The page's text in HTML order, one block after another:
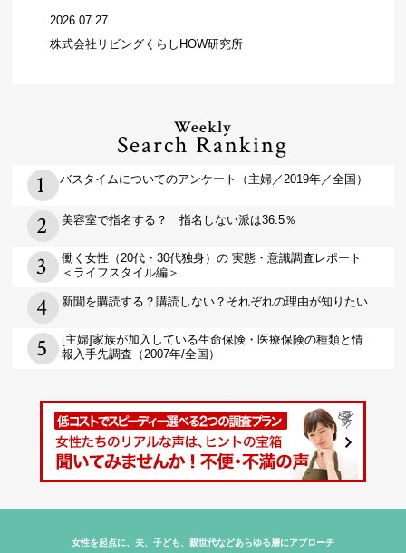
2026.07.27
株式会社リビングくらしHOW研究所
Weekly
Search Ranking
バスタイムについてのアンケート（主婦／2019年／全国）
美容室で指名する？ 指名しない派は36.5％
働く女性（20代・30代独身）の 実態・意識調査レポート
＜ライフスタイル編＞
新聞を購読する？購読しない？それぞれの理由が知りたい
[主婦]家族が加入している生命保険・医療保険の種類と情
報入手先調査（2007年/全国）
女性を起点に、夫、子ども、親世代などあらゆる層にアプローチ